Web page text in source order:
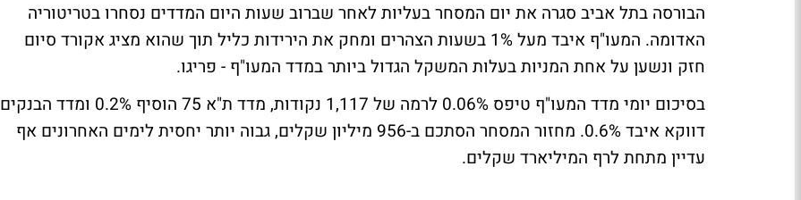
הבורסה בתל אביב סגרה את יום המסחר בעליות לאחר שברוב שעות היום המדדים נסחרו בטריטוריה
האדומה. המעו"ף איבד מעל 1% בשעות הצהרים ומחק את הירידות כליל תוך שהוא מציג אקורד סיום
חזק ונשען על אחת המניות בעלות המשקל הגדול ביותר במדד המעו"ף - פריגו.
בסיכום יומי מדד המעו"ף טיפס 0.06% לרמה של 1,117 נקודות, מדד ת"א 75 הוסיף 0.2% ומדד הבנקים
דווקא איבד 0.6%. מחזור המסחר הסתכם ב-956 מיליון שקלים, גבוה יותר יחסית לימים האחרונים אף
עדיין מתחת לרף המיליארד שקלים.